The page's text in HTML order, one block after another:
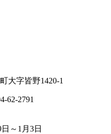
大字皆野1420-1
62-2791
～1月3日